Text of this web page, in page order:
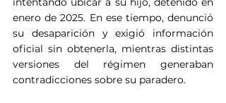
enero de 2025. En ese tiempo, denunció
su desaparición y exigió información
oficial sin obtenerla, mientras distintas
versiones del régimen generaban
contradicciones sobre su paradero.